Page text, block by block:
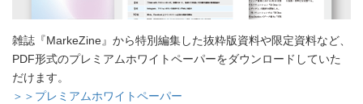
雑誌『MarkeZine』から特別編集した抜粋版資料や限定資料など、
PDF形式のプレミアムホワイトペーパーをダウンロードしていた
だけます。
＞＞プレミアムホワイトペーパー